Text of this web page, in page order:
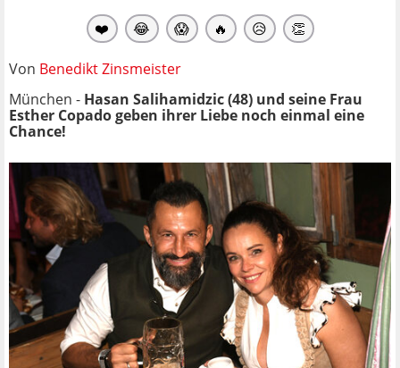
❤️ 😂 😱 🔥 😥 👏
Von Benedikt Zinsmeister
München - Hasan Salihamidzic (48) und seine Frau
Esther Copado geben ihrer Liebe noch einmal eine
Chance!